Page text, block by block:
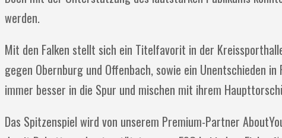
werden.
Mit den Falken stellt sich ein Titelfavorit in der
gegen Obernburg und Offenbach, sowie ein Unentschieden
immer besser in die Spur und mischen mit ihrem
Das Spitzenspiel wird von unserem Premium-Partner